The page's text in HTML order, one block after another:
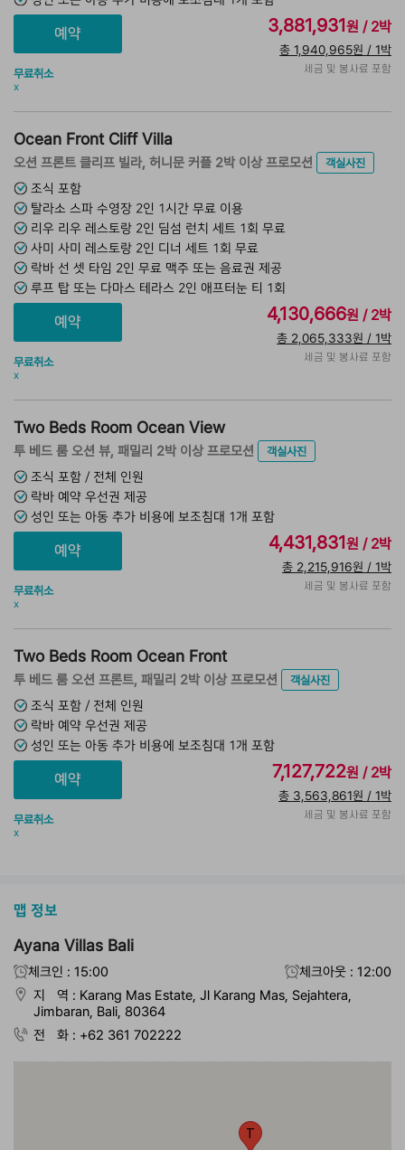
무료취소
x
3,881,931원 / 2박
총 1,940,965원 / 1박
세금 및 봉사료 포함
Ocean Front Cliff Villa
오션 프론트 클리프 빌라, 허니문 커플 2박 이상 프로모션
객실사진
조식 포함
탈라소 스파 수영장 2인 1시간 무료 이용
리우 리우 레스토랑 2인 딤섬 런치 세트 1회 무료
사미 사미 레스토랑 2인 디너 세트 1회 무료
락바 선 셋 타임 2인 무료 맥주 또는 음료권 제공
루프 탑 또는 다마스 테라스 2인 애프터눈 티 1회
무료취소
x
4,130,666원 / 2박
총 2,065,333원 / 1박
세금 및 봉사료 포함
Two Beds Room Ocean View
투 베드 룸 오션 뷰, 패밀리 2박 이상 프로모션
객실사진
조식 포함 / 전체 인원
락바 예약 우선권 제공
성인 또는 아동 추가 비용에 보조침대 1개 포함
무료취소
x
4,431,831원 / 2박
총 2,215,916원 / 1박
세금 및 봉사료 포함
Two Beds Room Ocean Front
투 베드 룸 오션 프론트, 패밀리 2박 이상 프로모션
객실사진
조식 포함 / 전체 인원
락바 예약 우선권 제공
성인 또는 아동 추가 비용에 보조침대 1개 포함
무료취소
x
7,127,722원 / 2박
총 3,563,861원 / 1박
세금 및 봉사료 포함
맵 정보
Ayana Villas Bali
체크인 : 15:00
체크아웃 : 12:00
지 역 : Karang Mas Estate, Jl Karang Mas, Sejahtera,
Jimbaran, Bali, 80364
전 화 : +62 361 702222
T